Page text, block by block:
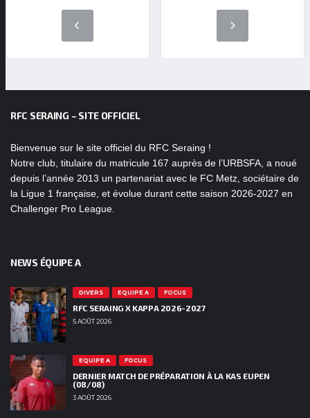
RFC SERAING – SITE OFFICIEL
Bienvenue sur le site officiel du RFC Seraing !
Notre club, titulaire du matricule 167 auprès de l’URBSFA, a noué
depuis l’année 2013 un partenariat avec le FC Metz, sociétaire de
la Ligue 1 française, et évolue durant cette saison 2026-2027 en
Challenger Pro League.
NEWS ÉQUIPE A
DIVERS EQUIPE A FOCUS
RFC SERAING X KAPPA 2026-2027
5 AOÛT 2026
EQUIPE A FOCUS
DERNIER MATCH DE PRÉPARATION À LA KAS EUPEN
(08/08)
3 AOÛT 2026